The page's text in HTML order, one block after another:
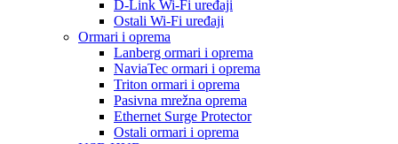
D-Link Wi-Fi uređaji
Ostali Wi-Fi uređaji
Ormari i oprema
Lanberg ormari i oprema
NaviaTec ormari i oprema
Triton ormari i oprema
Pasivna mrežna oprema
Ethernet Surge Protector
Ostali ormari i oprema